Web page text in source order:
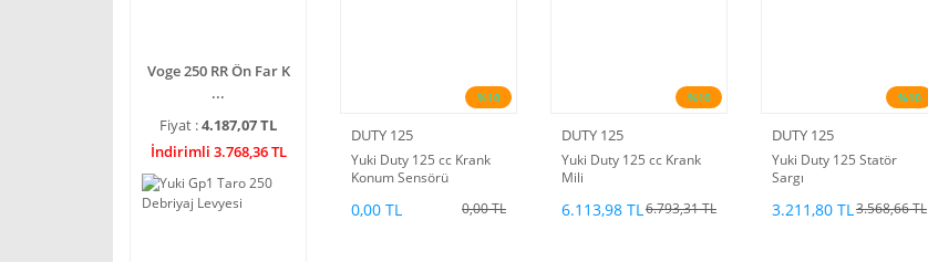
Voge 250 RR Ön Far K
...
Fiyat :4.187,07 TL
İndirimli 3.768,36 TL
%10
DUTY 125
Yuki Duty 125 cc Krank
Konum Sensörü
0,00 TL 0,00 TL
%10
DUTY 125
Yuki Duty 125 cc Krank
Mili
6.113,98 TL 6.793,31 TL
%10
DUTY 125
Yuki Duty 125 Statör
Sargı
3.211,80 TL 3.568,66 TL